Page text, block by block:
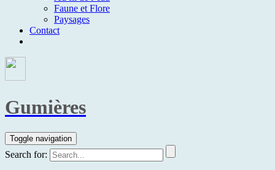
Faune et Flore
Paysages
Contact
Gumières
Toggle navigation
Search for: